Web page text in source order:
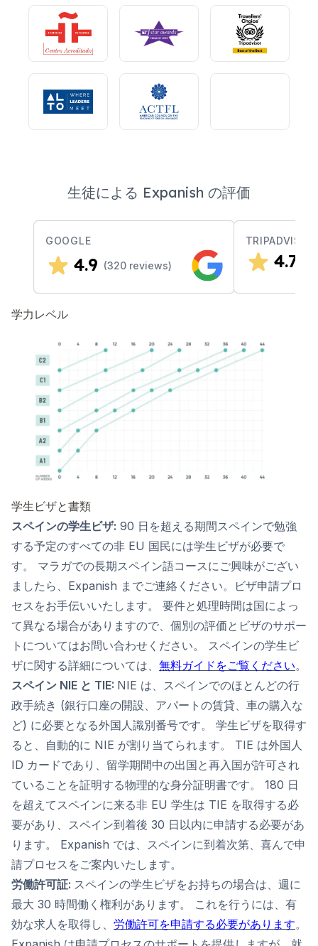
生徒による Expanish の評価
GOOGLE
4.9 (320 reviews)
TRIPADVISOR
4.7
学力レベル
学生ビザと書類
スペインの学生ビザ: 90 日を超える期間スペインで勉強
する予定のすべての非 EU 国民には学生ビザが必要で
す。 マラガでの長期スペイン語コースにご興味がござい
ましたら、Expanish までご連絡ください。ビザ申請プロ
セスをお手伝いいたします。 要件と処理時間は国によっ
て異なる場合がありますので、個別の評価とビザのサポー
トについてはお問い合わせください。 スペインの学生ビ
ザに関する詳細については、 無料ガイドをご覧ください。
スペイン NIE と TIE: NIE は、スペインでのほとんどの行
政手続き (銀行口座の開設、アパートの賃貸、車の購入な
ど) に必要となる外国人識別番号です。 学生ビザを取得す
ると、自動的に NIE が割り当てられます。 TIE は外国人
ID カードであり、留学期間中の出国と再入国が許可され
ていることを証明する物理的な身分証明書です。 180 日
を超えてスペインに来る非 EU 学生は TIE を取得する必
要があり、スペイン到着後 30 日以内に申請する必要があ
ります。 Expanish では、スペインに到着次第、喜んで申
請プロセスをご案内いたします。
労働許可証: スペインの学生ビザをお持ちの場合は、週に
最大 30 時間働く権利があります。 これを行うには、有
効な求人を取得し、 労働許可を申請する必要があります。